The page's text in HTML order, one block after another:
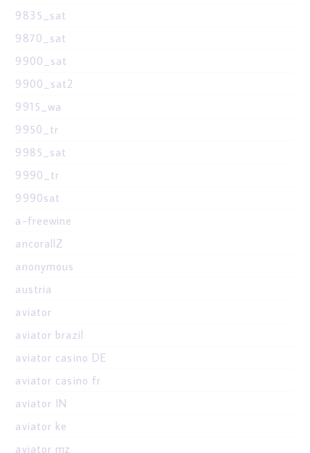
9835_sat
9870_sat
9900_sat
9900_sat2
9915_wa
9950_tr
9985_sat
9990_tr
9990sat
a-freewine
ancorallZ
anonymous
austria
aviator
aviator brazil
aviator casino DE
aviator casino fr
aviator IN
aviator ke
aviator mz